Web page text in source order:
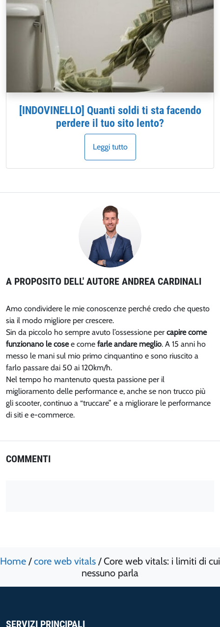
[INDOVINELLO] Quanti soldi ti sta facendo
perdere il tuo sito lento?
Leggi tutto
A PROPOSITO DELL' AUTORE ANDREA CARDINALI
Amo condividere le mie conoscenze perché credo che questo
sia il modo migliore per crescere.
Sin da piccolo ho sempre avuto l’ossessione per capire come
funzionano le cosee come farle andare meglio. A 15 anni ho
messo le mani sul mio primo cinquantino e sono riuscito a
farlo passare dai 50 ai 120km/h.
Nel tempo ho mantenuto questa passione per il
miglioramento delle performance e, anche se non trucco più
gli scooter, continuo a “truccare” e a migliorare le performance
di siti e e-commerce.
COMMENTI
Home /core web vitals /Core web vitals: i limiti di cui
nessuno parla
SERVIZI PRINCIPALI